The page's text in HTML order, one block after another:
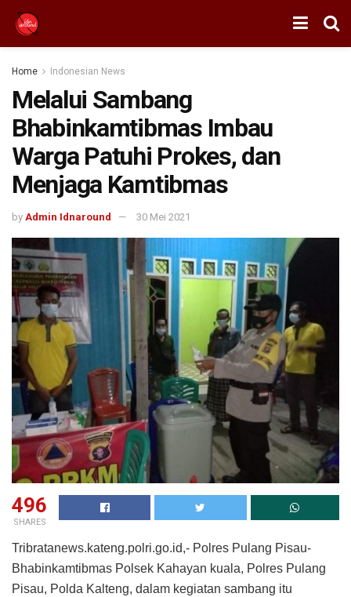
Home Indonesian News
Melalui Sambang
Bhabinkamtibmas Imbau
Warga Patuhi Prokes, dan
Menjaga Kamtibmas
by Admin Idnaround 30 Mei 2021
496
SHARES
Tribratanews.kateng.polri.go.id,- Polres Pulang Pisau-
Bhabinkamtibmas Polsek Kahayan kuala, Polres Pulang
Pisau, Polda Kalteng, dalam kegiatan sambang itu